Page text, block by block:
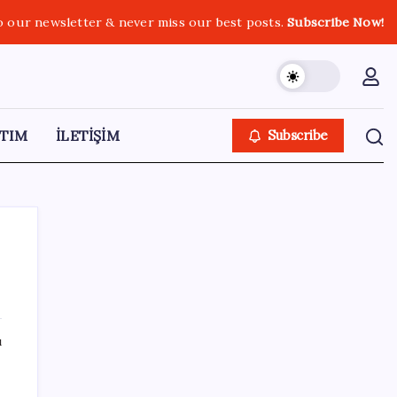
our newsletter & never miss our best posts.Subscribe Now!
İLETİŞİM Subscribe